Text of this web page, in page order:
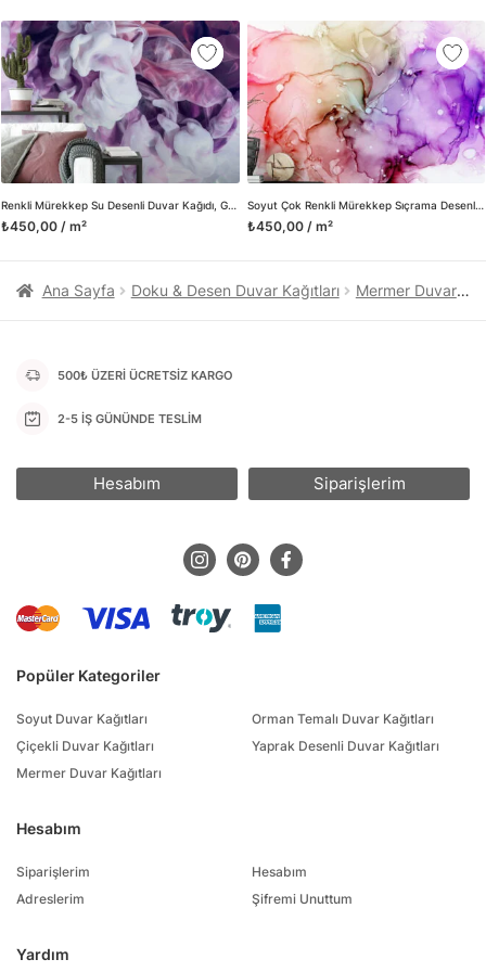
Renkli Mürekkep Su Desenli Duvar Kağıdı, Göz Alıcı İç Mekan İçin Canlı Sıvı Tasarımlı 3D Duvar Kağıdı
₺450,00 / m²
Soyut Çok Renkli Mürekkep Sıçrama Desenli Duvar Kağıdı, Yüksek Kaliteli Yapışkanlı 3D Duvar Posteri
₺450,00 / m²
üretimini ve satışını yapmaktadır. Duvar tasarımının önemini
biliyor ve evin en kritik dekorasyon alanı olduğunu kabul
ediyoruz. Bu nedenle ürün yelpazemizi sürekli genişletiyor ve
trendlere ayak uydurmanın yanı sıra yeni trendlerin oluşumunda
da öncü rol üstleniyoruz.
Herhangi bir soru ya da sorununuz olursa bizimle iletişime
geçebilirsiniz.
Ana Sayfa Doku & Desen Duvar Kağıtları Mermer Duvar Kağıtları
Popüler Kategoriler
Soyut Duvar Kağıtları
Çiçekli Duvar Kağıtları
Mermer Duvar Kağıtları
Orman Temalı Duvar Kağıtları
Yaprak Desenli Duvar Kağıtları
Hesabım
Siparişlerim
Adreslerim
Hesabım
Şifremi Unuttum
Yardım
500₺ ÜZERİ ÜCRETSİZ KARGO
2-5 İŞ GÜNÜNDE TESLİM
Hesabım Siparişlerim